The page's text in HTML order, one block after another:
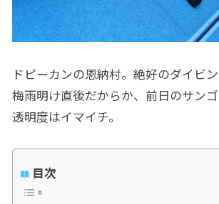
ドピーカンの恩納村。絶好のダイビン
梅雨明け直後だからか、前日のサン
透明度はイマイチ。
目次